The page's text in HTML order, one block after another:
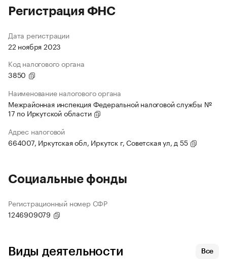
Регистрация ФНС
Дата регистрации
22 ноября 2023
Код налогового органа
3850
Наименование налогового органа
Межрайонная инспекция Федеральной налоговой службы №
17 по Иркутской области
Адрес налоговой
664007, Иркутская обл, Иркутск г, Советская ул, д 55
Социальные фонды
Регистрационный номер СФР
1246909079
Виды деятельности Все